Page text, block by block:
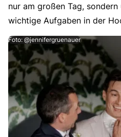
nur am großen Tag,
wichtige Aufgaben in der
Foto: @jennifergruenauer